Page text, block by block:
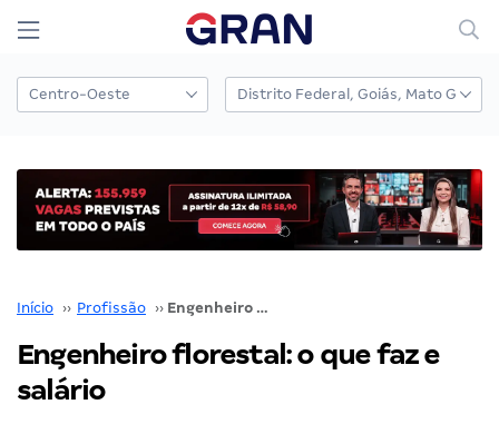
Início ›› Profissão ›› Engenheiro florestal: o que faz e salário
Engenheiro florestal: o que faz e
salário